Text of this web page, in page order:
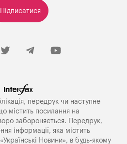
Підписатися
передрук чи наступне
мiстить посилання на
забороняється. Передрук,
інформації, яка містить
Новини», в будь-якому